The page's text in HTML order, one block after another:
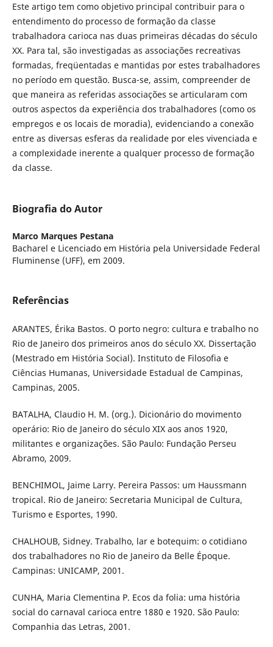
Este artigo tem como objetivo principal contribuir para o
entendimento do processo de formação da classe
trabalhadora carioca nas duas primeiras décadas do século
XX. Para tal, são investigadas as associações recreativas
formadas, freqüentadas e mantidas por estes trabalhadores
no período em questão. Busca-se, assim, compreender de
que maneira as referidas associações se articularam com
outros aspectos da experiência dos trabalhadores (como os
empregos e os locais de moradia), evidenciando a conexão
entre as diversas esferas da realidade por eles vivenciada e
a complexidade inerente a qualquer processo de formação
da classe.
Biografia do Autor
Marco Marques Pestana
Bacharel e Licenciado em História pela Universidade Federal
Fluminense (UFF), em 2009.
Referências
ARANTES, Érika Bastos. O porto negro: cultura e trabalho no
Rio de Janeiro dos primeiros anos do século XX. Dissertação
(Mestrado em História Social). Instituto de Filosofia e
Ciências Humanas, Universidade Estadual de Campinas,
Campinas, 2005.
BATALHA, Claudio H. M. (org.). Dicionário do movimento
operário: Rio de Janeiro do século XIX aos anos 1920,
militantes e organizações. São Paulo: Fundação Perseu
Abramo, 2009.
BENCHIMOL, Jaime Larry. Pereira Passos: um Haussmann
tropical. Rio de Janeiro: Secretaria Municipal de Cultura,
Turismo e Esportes, 1990.
CHALHOUB, Sidney. Trabalho, lar e botequim: o cotidiano
dos trabalhadores no Rio de Janeiro da Belle Époque.
Campinas: UNICAMP, 2001.
CUNHA, Maria Clementina P. Ecos da folia: uma história
social do carnaval carioca entre 1880 e 1920. São Paulo:
Companhia das Letras, 2001.